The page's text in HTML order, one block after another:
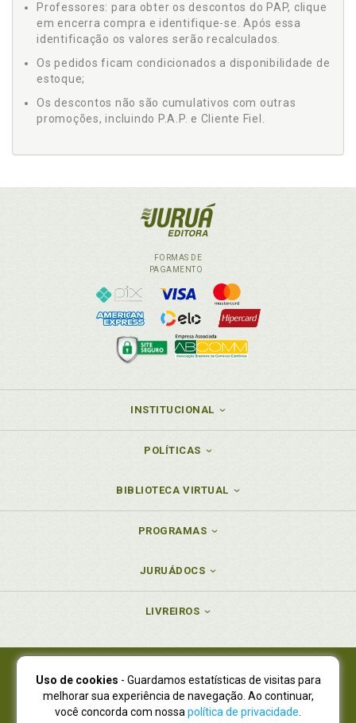
Professores: para obter os descontos do PAP, clique
em encerra compra e identifique-se. Após essa
identificação os valores serão recalculados.
Os pedidos ficam condicionados a disponibilidade de
estoque;
Os descontos não são cumulativos com outras
promoções, incluindo P.A.P. e Cliente Fiel.
FORMAS DE
PAGAMENTO
INSTITUCIONAL
POLÍTICAS
BIBLIOTECA VIRTUAL
PROGRAMAS
JURUÁDOCS
LIVREIROS
Juruá Editora Ltda., CNPJ 77.535.508/0001-19
Juruá Informática Ltda., CNPJ 01.701.561/0001-80
NOVO ENDEREÇO:R. Flávio Dallegrave, 7665, São Lourenço |
Uso de cookies - Guardamos estatísticas de visitas para
melhorar sua experiência de navegação. Ao continuar,
você concorda com nossa política de privacidade